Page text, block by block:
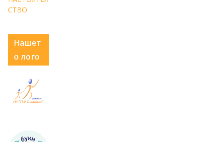
СТВО
Нашет
о лого